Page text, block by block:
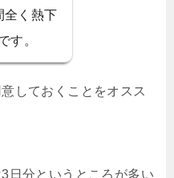
全く熱下
す。
しておくことをオスス
日分というところが多い